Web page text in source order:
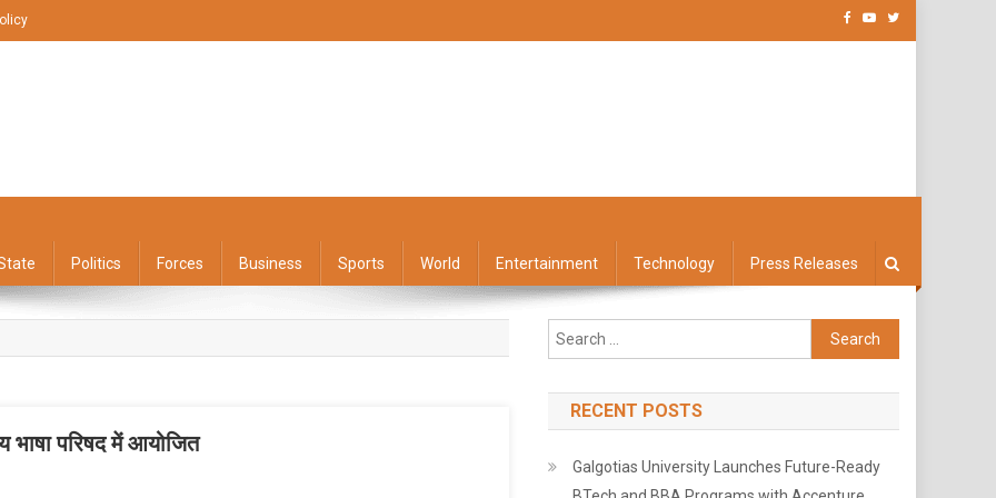
Politics Forces Business Sports World Entertainment Technology Press Releases
भाषा परिषद में आयोजित
Search
for:
RECENT POSTS
Galgotias University Launches Future-Ready